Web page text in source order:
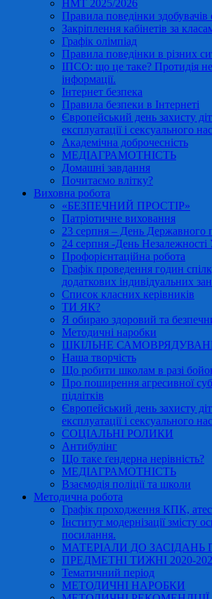
НМТ 2025/2026
Правила поведінки здобувачів
Закріплення кабінетів за
Графік олімпіад
Правила поведінки в різних
ІПСО: що це таке? Протидія
інформації.
Інтернет безпека
Правила безпеки в Інтернеті
Європейський день захисту
експлуатації і сексуального
Академічна доброчесність
МЕДІАГРАМОТНІСТЬ
Домашні завдання
Почитаємо влітку?
Виховна робота
«БЕЗПЕЧНИЙ ПРОСТІР»
Патріотичне виховання
23 серпня – День Державного
24 серпня -День Незалежності
Профорієнтаційна робота
Графік проведення годин
додаткових індивідуальних
Список класних керівників
ТИ ЯК?
Я обираю здоровий та
Методичні наробки
ШКІЛЬНЕ
Наша творчість
Що робити школам в разі
Про поширення агресивної
підлітків
Європейський день захисту
експлуатації і сексуального
СОЦІАЛЬНІ РОЛИКИ
Антибулінг
Що таке ґендерна нерівність?
МЕДІАГРАМОТНІСТЬ
Взаємодія поліції та школи
Методична робота
Графік проходження КПК,
Інститут модернізації змісту
посилання.
МАТЕРІАЛИ ДО ЗАСІДАНЬ
ПРЕДМЕТНІ ТИЖНІ 2020-
Тематичний період
МЕТОДИЧНІ НАРОБКИ